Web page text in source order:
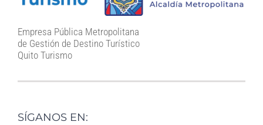
Empresa Pública Metropolitana
de Gestión de Destino Turístico
Quito Turismo
SÍGANOS EN: